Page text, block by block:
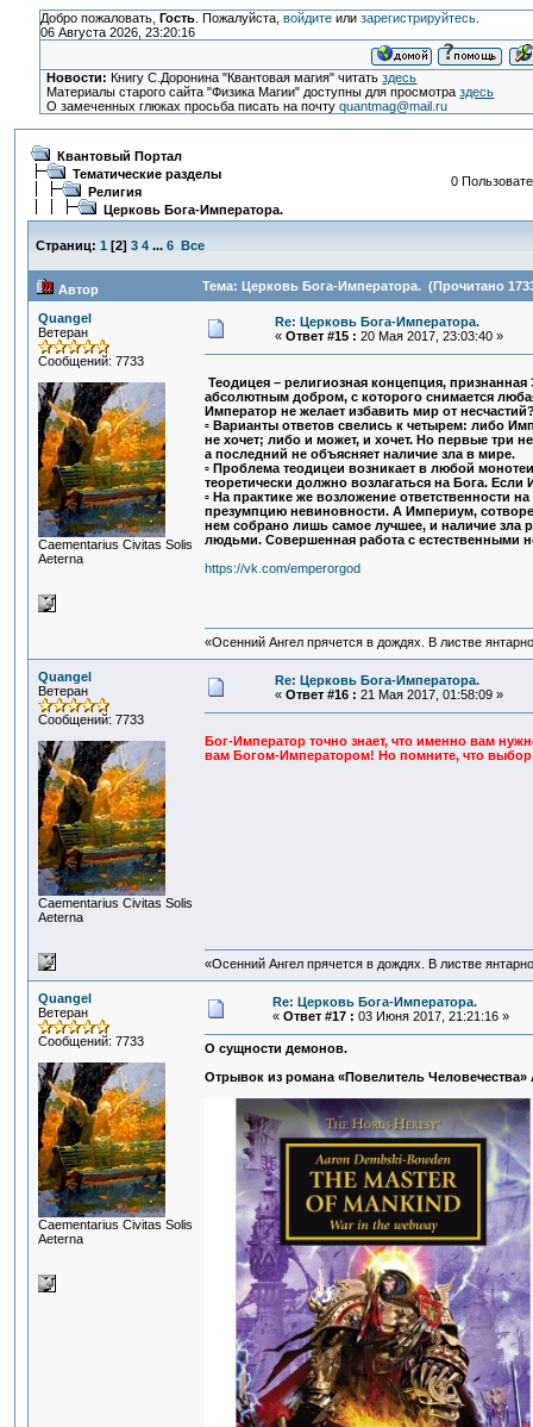
Добро пожаловать, Гость. Пожалуйста, войдитеили зарегистрируйтесь.
06 Августа 2026, 23:20:16
Новости: Книгу С.Доронина "Квантовая магия" читатьздесь
Материалы старого сайта "Физика Магии" доступны для просмотраздесь
О замеченных глюках просьба писать на почтуquantmag@mail.ru
Квантовый Портал
Тематические разделы
Религия
Церковь Бога-Императора.
0
Страниц: 1 [2] 3 4 ... 6 Все
Автор Тема: Церковь Бога-Императора. (Прочитано
Quangel
Ветеран
Сообщений: 7733
Сaementarius Civitas Solis
Aeterna
Re: Церковь Бога-Императора.
« Ответ #15 : 20 Мая 2017, 23:03:40 »
Теодицея – религиозная концепция,
абсолютным добром, с которого снимается
Император не желает избавить мир от
▫ Варианты ответов свелись к четырем: либо
не хочет; либо и может, и хочет. Но первые три
а последний не объясняет наличие зла в мире.
▫ Проблема теодицеи возникает в любой
теоретически должно возлагаться на Бога.
▫ На практике же возложение ответственности
презумпцию невиновности. А Империум,
нем собрано лишь самое лучшее, и наличие зла
людьми. Совершенная работа с естественными
https://vk.com/emperorgod
«Осенний Ангел прячется в дождях. В листве
Quangel
Ветеран
Сообщений: 7733
Сaementarius Civitas Solis
Aeterna
Re: Церковь Бога-Императора.
« Ответ #16 : 21 Мая 2017, 01:58:09 »
Бог-Император точно знает, что именно вам
вам Богом-Императором! Но помните, что
«Осенний Ангел прячется в дождях. В листве
Quangel
Ветеран
Сообщений: 7733
Сaementarius Civitas Solis
Aeterna
Re: Церковь Бога-Императора.
« Ответ #17 : 03 Июня 2017, 21:21:16 »
О сущности демонов.
Отрывок из романа «Повелитель